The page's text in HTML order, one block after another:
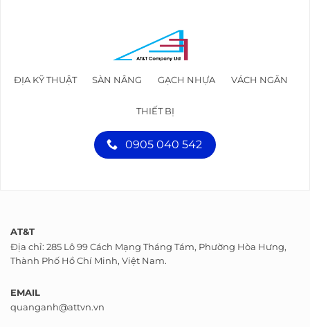
ĐỊA KỸ THUẬT SÀN NÂNG GẠCH NHỰA VÁCH NGĂN
THIẾT BỊ
0905 040 542
AT&T
Địa chỉ: 285 Lô 99 Cách Mạng Tháng Tám, Phường Hòa Hưng,
Thành Phố Hồ Chí Minh, Việt Nam.
EMAIL
quanganh@attvn.vn